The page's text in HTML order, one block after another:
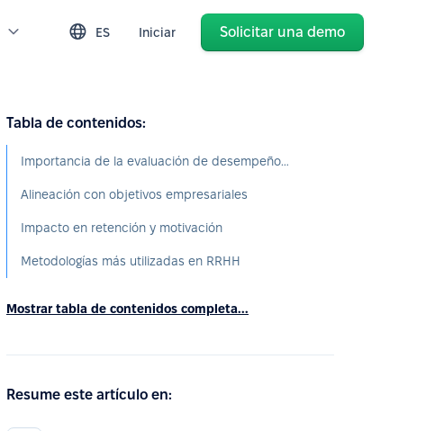
ES Iniciar Solicitar una demo
Tabla de contenidos:
Importancia de la evaluación de desempeño en RRHH
Alineación con objetivos empresariales
Impacto en retención y motivación
Metodologías más utilizadas en RRHH
Mostrar tabla de contenidos completa...
Resume este artículo en: